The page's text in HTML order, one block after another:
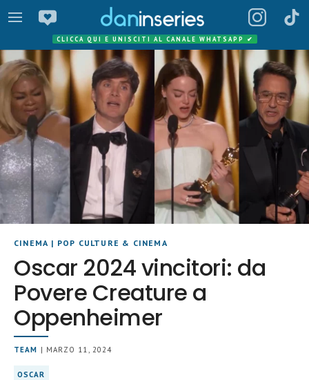
CLICCA QUI E UNISCITI AL CANALE WHATSAPP ✔
CINEMA | POP CULTURE & CINEMA
Oscar 2024 vincitori: da
Povere Creature a
Oppenheimer
TEAM | MARZO 11, 2024
OSCAR